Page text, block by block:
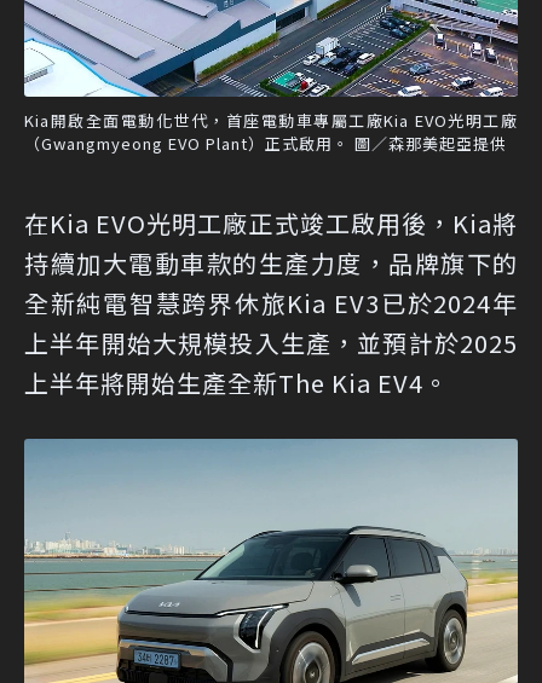
Kia開啟全面電動化世代，首座電動車專屬工廠Kia EVO光明工廠
（Gwangmyeong EVO Plant）正式啟用。 圖／森那美起亞提供
在Kia EVO光明工廠正式竣工啟用後，Kia將
持續加大電動車款的生產力度，品牌旗下的
全新純電智慧跨界休旅Kia EV3已於2024年
上半年開始大規模投入生產，並預計於2025
上半年將開始生產全新The Kia EV4。